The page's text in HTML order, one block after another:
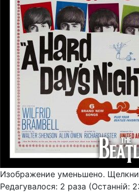
Изображение уменьшено.
Редагувалося: 2 раза (Останній: